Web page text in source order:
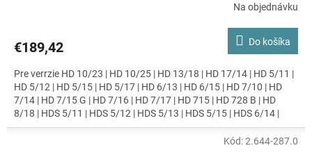
Na objednávku
€189,42 Do košíka
Pre verrzie HD 10/23 | HD 10/25 | HD 13/18 | HD 17/14 | HD 5/11 |
HD 5/12 | HD 5/15 | HD 5/17 | HD 6/13 | HD 6/15 | HD 7/10 | HD
7/14 | HD 7/15 G | HD 7/16 | HD 7/17 | HD 715 | HD 728 B | HD
8/18 | HDS 5/11 | HDS 5/12 | HDS 5/13 | HDS 5/15 | HDS 6/14 |
HDS 7/12 | HDS 7/16 | HDS 8/17 | HDS 8/18 | HDS 801 | HDS 9/18 |
Kód:2.644-287.0